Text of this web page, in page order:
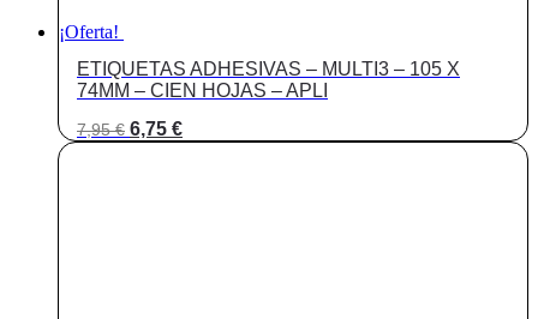
¡Oferta!
ETIQUETAS ADHESIVAS – MULTI3 – 105 X
74MM – CIEN HOJAS – APLI
7,95€ El
precio
6,75 €El
precio